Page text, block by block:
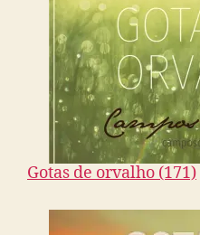
Gotas de orvalho (171)